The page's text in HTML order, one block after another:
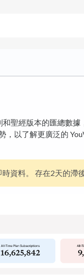
聖經版本的匯總數據
，以了解更廣泛的
資料。 存在2天的滯後